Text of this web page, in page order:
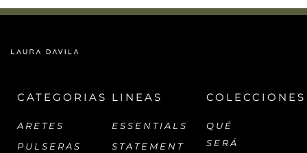
CATEGORIAS
ARETES
PULSERAS
LINEAS
ESSENTIALS
STATEMENT
COLECCIONES
QUÉ
SERÁ